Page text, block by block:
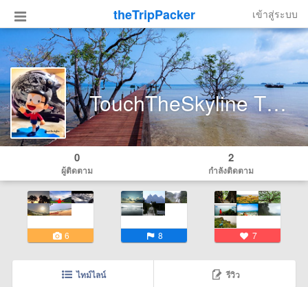
theTripPacker เข้าสู่ระบบ
TouchTheSkyline Thailand
0
ผู้ติดตาม
2
กำลังติดตาม
6 8 7
ไทม์ไลน์ รีวิว